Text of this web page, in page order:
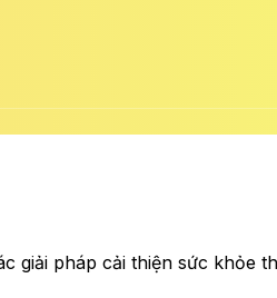
pháp cải thiện sức khỏe